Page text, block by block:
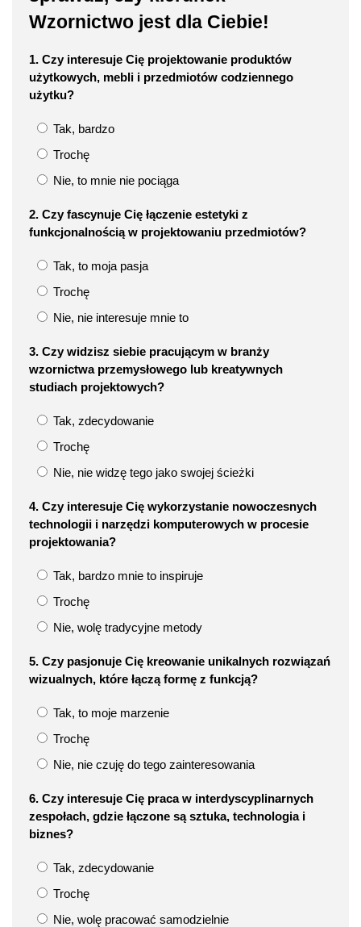
Wzornictwo jest dla Ciebie!
1. Czy interesuje Cię projektowanie produktów
użytkowych, mebli i przedmiotów codziennego
użytku?
Tak, bardzo
Trochę
Nie, to mnie nie pociąga
2. Czy fascynuje Cię łączenie estetyki z
funkcjonalnością w projektowaniu przedmiotów?
Tak, to moja pasja
Trochę
Nie, nie interesuje mnie to
3. Czy widzisz siebie pracującym w branży
wzornictwa przemysłowego lub kreatywnych
studiach projektowych?
Tak, zdecydowanie
Trochę
Nie, nie widzę tego jako swojej ścieżki
4. Czy interesuje Cię wykorzystanie nowoczesnych
technologii i narzędzi komputerowych w procesie
projektowania?
Tak, bardzo mnie to inspiruje
Trochę
Nie, wolę tradycyjne metody
5. Czy pasjonuje Cię kreowanie unikalnych rozwiązań
wizualnych, które łączą formę z funkcją?
Tak, to moje marzenie
Trochę
Nie, nie czuję do tego zainteresowania
6. Czy interesuje Cię praca w interdyscyplinarnych
zespołach, gdzie łączone są sztuka, technologia i
biznes?
Tak, zdecydowanie
Trochę
Nie, wolę pracować samodzielnie